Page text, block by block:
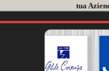
tua